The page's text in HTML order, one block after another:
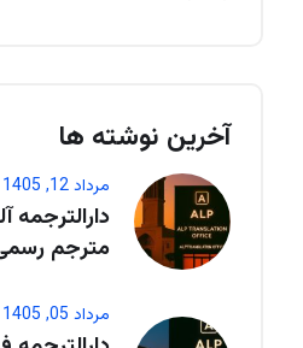
آخرین نوشته ها
مرداد 12, 1405
دارالترجمه
مترجم
مرداد 05, 1405